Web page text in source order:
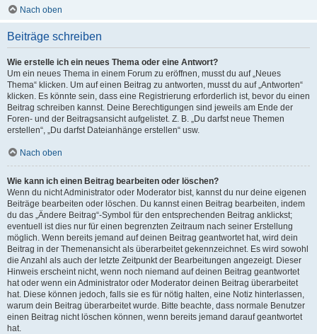
Nach oben
Beiträge schreiben
Wie erstelle ich ein neues Thema oder eine Antwort?
Um ein neues Thema in einem Forum zu eröffnen, musst du auf „Neues
Thema“ klicken. Um auf einen Beitrag zu antworten, musst du auf „Antworten“
klicken. Es könnte sein, dass eine Registrierung erforderlich ist, bevor du einen
Beitrag schreiben kannst. Deine Berechtigungen sind jeweils am Ende der
Foren- und der Beitragsansicht aufgelistet. Z. B. „Du darfst neue Themen
erstellen“, „Du darfst Dateianhänge erstellen“ usw.
Nach oben
Wie kann ich einen Beitrag bearbeiten oder löschen?
Wenn du nicht Administrator oder Moderator bist, kannst du nur deine eigenen
Beiträge bearbeiten oder löschen. Du kannst einen Beitrag bearbeiten, indem
du das „Ändere Beitrag“-Symbol für den entsprechenden Beitrag anklickst;
eventuell ist dies nur für einen begrenzten Zeitraum nach seiner Erstellung
möglich. Wenn bereits jemand auf deinen Beitrag geantwortet hat, wird dein
Beitrag in der Themenansicht als überarbeitet gekennzeichnet. Es wird sowohl
die Anzahl als auch der letzte Zeitpunkt der Bearbeitungen angezeigt. Dieser
Hinweis erscheint nicht, wenn noch niemand auf deinen Beitrag geantwortet
hat oder wenn ein Administrator oder Moderator deinen Beitrag überarbeitet
hat. Diese können jedoch, falls sie es für nötig halten, eine Notiz hinterlassen,
warum dein Beitrag überarbeitet wurde. Bitte beachte, dass normale Benutzer
einen Beitrag nicht löschen können, wenn bereits jemand darauf geantwortet
hat.